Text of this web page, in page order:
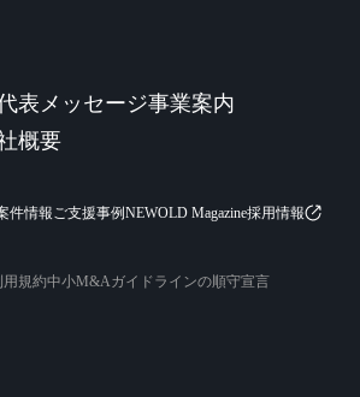
表メッセージ事業案内
概要
件情報ご支援事例NEWOLD Magazine採用情報
用規約中小M&Aガイドラインの順守宣言